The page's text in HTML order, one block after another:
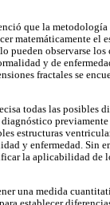
que la
matemáticamente el
observarse los
y de
fractales se
todas las posibles
estructuras
y enfermedad. Sin
la aplicabilidad de
una medida